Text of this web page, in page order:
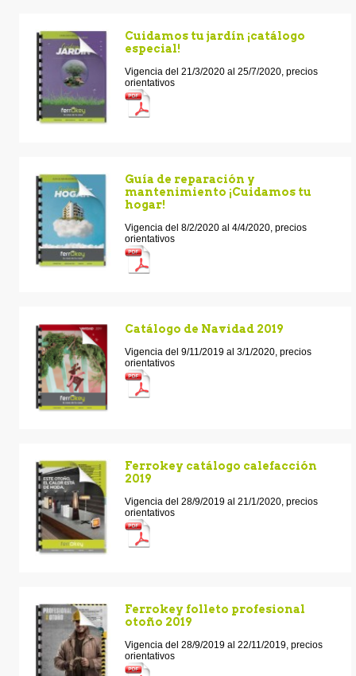
Cuidamos tu jardín ¡catálogo
especial!
Vigencia del 21/3/2020 al 25/7/2020, precios
orientativos
Guía de reparación y
mantenimiento ¡Cuidamos tu
hogar!
Vigencia del 8/2/2020 al 4/4/2020, precios
orientativos
Catálogo de Navidad 2019
Vigencia del 9/11/2019 al 3/1/2020, precios
orientativos
Ferrokey catálogo calefacción
2019
Vigencia del 28/9/2019 al 21/1/2020, precios
orientativos
Ferrokey folleto profesional
otoño 2019
Vigencia del 28/9/2019 al 22/11/2019, precios
orientativos